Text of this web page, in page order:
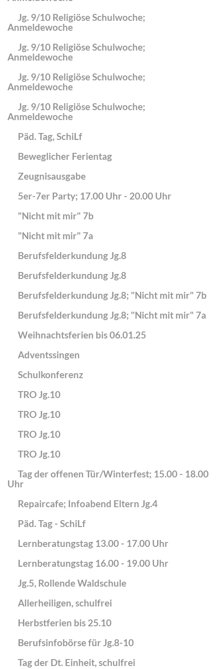
Jg. 9/10 Religiöse Schulwoche;
Anmeldewoche
Jg. 9/10 Religiöse Schulwoche;
Anmeldewoche
Jg. 9/10 Religiöse Schulwoche;
Anmeldewoche
Jg. 9/10 Religiöse Schulwoche;
Anmeldewoche
Päd. Tag, SchiLf
Beweglicher Ferientag
Zeugnisausgabe
5er-7er Party; 17.00 Uhr - 20.00 Uhr
"Nicht mit mir" 7b
"Nicht mit mir" 7a
Berufsfelderkundung Jg.8
Berufsfelderkundung Jg.8
Berufsfelderkundung Jg.8; "Nicht mit mir" 7b
Berufsfelderkundung Jg.8; "Nicht mit mir" 7a
Weihnachtsferien bis 06.01.25
Adventssingen
Schulkonferenz
TRO Jg.10
TRO Jg.10
TRO Jg.10
TRO Jg.10
Tag der offenen Tür/Winterfest; 15.00 - 18.00
Uhr
Repaircafe; Infoabend Eltern Jg.4
Päd. Tag - SchiLf
Lernberatungstag 13.00 - 17.00 Uhr
Lernberatungstag 16.00 - 19.00 Uhr
Jg.5, Rollende Waldschule
Allerheiligen, schulfrei
Herbstferien bis 25.10
Berufsinfobörse für Jg.8-10
Tag der Dt. Einheit, schulfrei